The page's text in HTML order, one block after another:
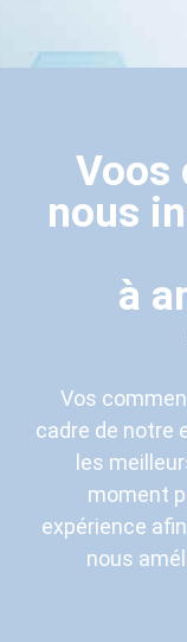
Voos
nous
à
Vos
cadre de notre
les
moment
expérience
nous